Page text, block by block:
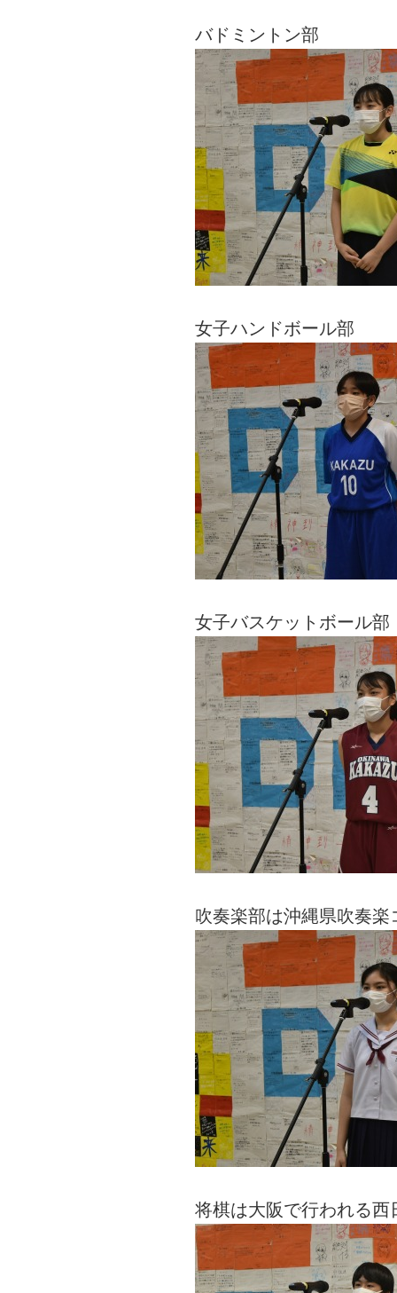
バドミントン部
女子ハンドボール部
女子バスケットボール部
吹奏楽部は沖縄県吹奏
将棋は大阪で行われる西